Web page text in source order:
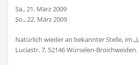
Sa., 21. März 2009
So., 22. März 2009
Natürlich wieder an bekannter Stelle, im
Luciastr. 7, 52146 Würselen-Broichweiden.